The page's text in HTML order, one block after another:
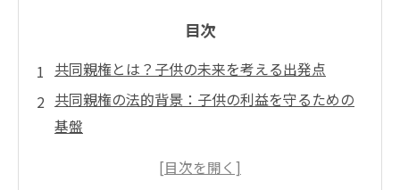
目次
共同親権とは？子供の未来を考える出発点
共同親権の法的背景：子供の利益を守るための
基盤
親が知っておくべき共同親権の基本知識